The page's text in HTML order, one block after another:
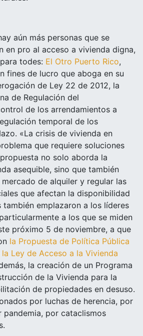
aún más personas que se
en pro al acceso a vivienda digna,
todes: El Otro Puerto Rico,
fines de lucro que aboga en su
de Ley 22 de 2012, la
de Regulación del
de los arrendamientos a
temporal de los
«La crisis de vivienda en
que requiere soluciones
no solo aborda la
asequible, sino que también
de alquiler y regular las
que afectan la disponibilidad
también emplazaron a los líderes
a los que se miden
próximo 5 de noviembre, a que
la Propuesta de Política Pública
Ley de Acceso a la Vivienda
la creación de un Programa
de la Vivienda para la
de propiedades en desuso.
por luchas de herencia, por
pandemia, por cataclismos